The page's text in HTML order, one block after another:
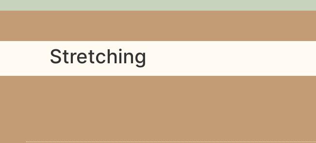
Stretching